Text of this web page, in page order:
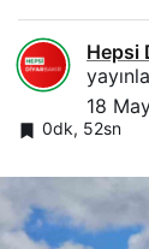
Hepsi
18
0dk, 52sn